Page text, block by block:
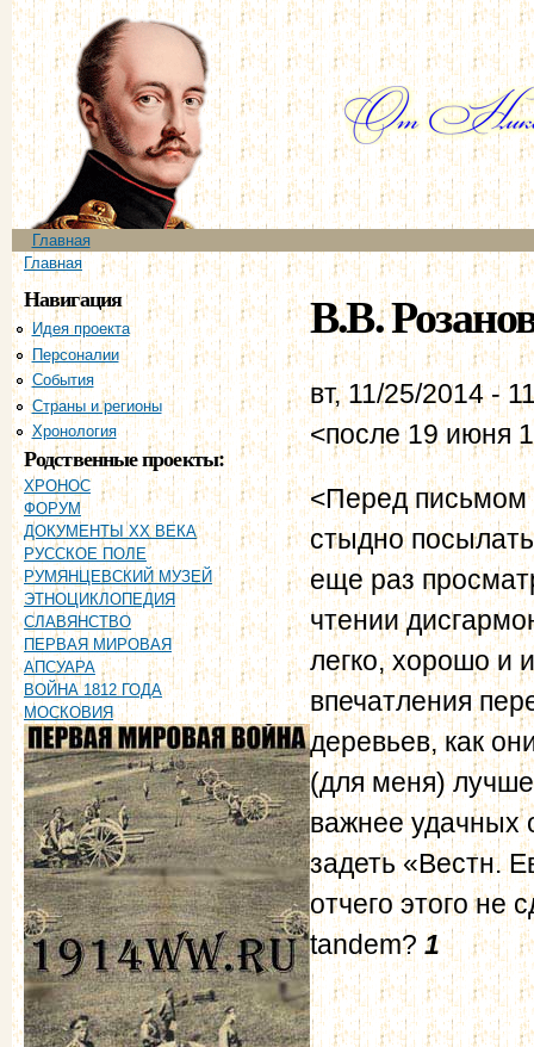
Главное меню
Главная
Вы здесь
Главная
Навигация
Идея проекта
Персоналии
События
Страны и регионы
Хронология
Родственные проекты:
ХРОНОС
ФОРУМ
ДОКУМЕНТЫ XX ВЕКА
РУССКОЕ ПОЛЕ
РУМЯНЦЕВСКИЙ МУЗЕЙ
ЭТНОЦИКЛОПЕДИЯ
СЛАВЯНСТВО
ПЕРВАЯ МИРОВАЯ
АПСУАРА
ВОЙНА 1812 ГОДА
МОСКОВИЯ
В.В.
вт, 11/25/2014 -
<после 19 июня
<Перед письмом
стыдно
еще раз
чтении
легко, хорошо и
впечатления
деревьев, как
(для меня)
важнее удачных
задеть «Вестн.
отчего этого не
tandem? 1